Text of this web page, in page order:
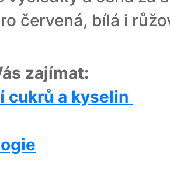
červená, bílá i
zajímat:
cukrů a kyselin